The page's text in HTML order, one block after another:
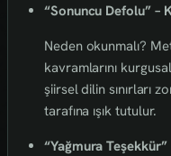
“Sonuncu Defolu” –
Neden okunmalı?
kavramlarını
şiirsel dilin sınırları
tarafına ışık tutulur.
“Yağmura